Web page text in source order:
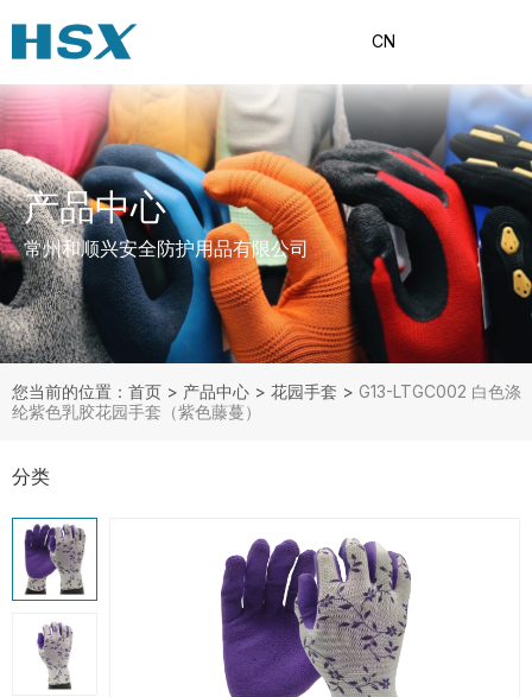
CN
产品中心
常州和顺兴安全防护用品有限公司
您当前的位置：首页 > 产品中心 > 花园手套 > G13-LTGC002 白色涤
纶紫色乳胶花园手套（紫色藤蔓）
产品分类
分类
热门产品
G13-PUG1315 紧急分离护指PU手套